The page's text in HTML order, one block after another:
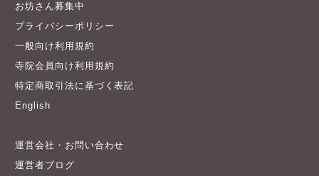
お坊さん募集中
プライバシーポリシー
一般向け利用規約
寺院会員向け利用規約
特定商取引法に基づく表記
English
運営会社・お問い合わせ
運営者ブログ